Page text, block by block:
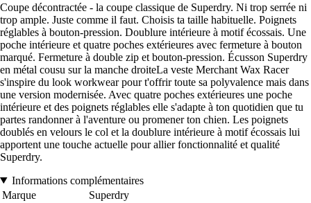
Coupe décontractée - la coupe classique de Superdry. Ni trop serrée ni
trop ample. Juste comme il faut. Choisis ta taille habituelle. Poignets
réglables à bouton-pression. Doublure intérieure à motif écossais. Une
poche intérieure et quatre poches extérieures avec fermeture à bouton
marqué. Fermeture à double zip et bouton-pression. Écusson Superdry
en métal cousu sur la manche droiteLa veste Merchant Wax Racer
s'inspire du look workwear pour t'offrir toute sa polyvalence mais dans
une version modernisée. Avec quatre poches extérieures une poche
intérieure et des poignets réglables elle s'adapte à ton quotidien que tu
partes randonner à l'aventure ou promener ton chien. Les poignets
doublés en velours le col et la doublure intérieure à motif écossais lui
apportent une touche actuelle pour allier fonctionnalité et qualité
Superdry.
Informations complémentaires
Marque
Superdry